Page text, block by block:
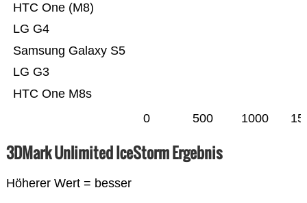
HTC One M8s
LG G3
Samsung Galaxy S5
LG G4
HTC One (M8)
0 500 1000
3DMark Unlimited IceStorm Ergebnis
Höherer Wert = besser